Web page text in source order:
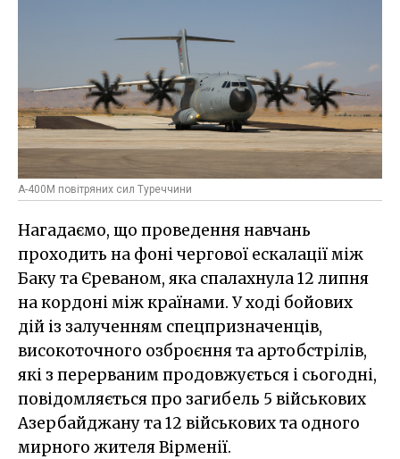
А-400М повітряних сил Туреччини
Нагадаємо, що проведення навчань
проходить на фоні чергової ескалації між
Баку та Єреваном, яка спалахнула 12 липня
на кордоні між країнами. У ході бойових
дій із залученням спецпризначенців,
високоточного озброєння та артобстрілів,
які з перерваним продовжується і сьогодні,
повідомляється про загибель 5 військових
Азербайджану та 12 військових та одного
мирного жителя Вірменії.